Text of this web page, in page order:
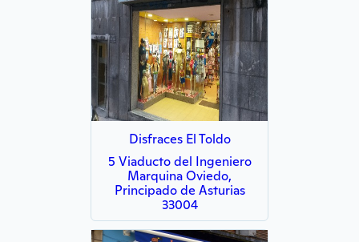
Disfraces El Toldo
5 Viaducto del Ingeniero
Marquina Oviedo,
Principado de Asturias
33004